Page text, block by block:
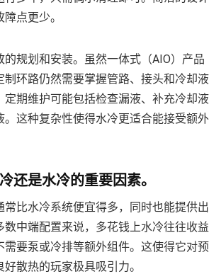
点更少。
的规划和安装。虽然一体式（AIO）产品
制环路仍然需要掌握管路、接头和冷却液
定期维护可能包括检查漏液、补充冷却液
。这种复杂性使得水冷更适合能接受额外
还是水冷的重要因素。
常比水冷系统便宜得多，同时也能提供出
数中端配置来说，多花钱上水冷往往收益
需要泵或冷排等额外组件。这使得它对预
散热的玩家极具吸引力。